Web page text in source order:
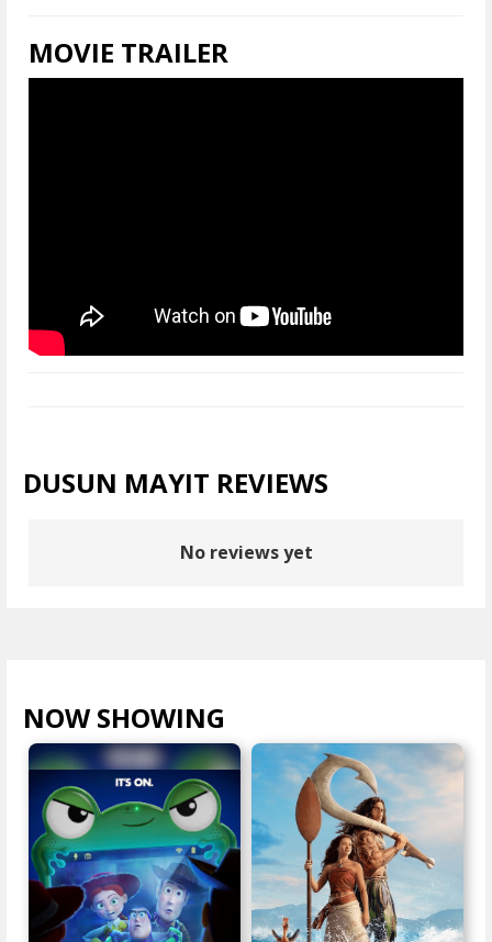
MOVIE TRAILER
DUSUN MAYIT REVIEWS
No reviews yet
NOW SHOWING